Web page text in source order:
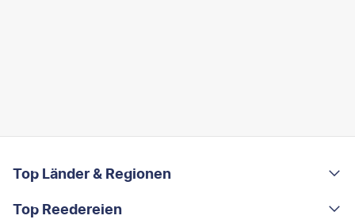
Footer navigation
Top Länder & Regionen
Portugal
Top Reedereien